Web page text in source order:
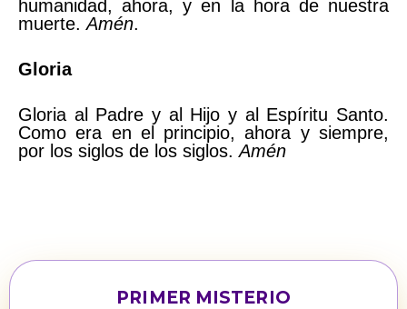
humanidad, ahora, y en la hora de nuestra
muerte.Amén.
Gloria
Gloria al Padre y al Hijo y al Espíritu Santo.
Como era en el principio, ahora y siempre,
por los siglos de los siglos.Amén
PRIMER MISTERIO